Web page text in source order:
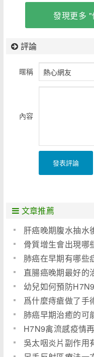
發現更多
評論
暱稱
內容
發表評論
文章推薦
肝癌晚期腹水抽水
骨質增生會出現哪
肺癌在早期有哪些
直腸癌晚期最好的
幼兒如何預防
爲什麼痔瘡做了手
肺癌早期治癒的可
H7N9禽流感疫情
吳太咽炎片副作用